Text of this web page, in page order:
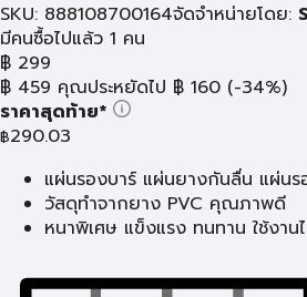
SKU: 888108700164จัดจำหน่ายโดย:
มีคนซื้อไปแล้ว 1 คน
฿ 299
฿ 459 คุณประหยัดไป ฿ 160 (-34%)
ราคาสุดท้าย*
฿290.03
แผ่นรองบาร์ แผ่นยางกันลื่น แผ่นร
วัสดุทำจากยาง PVC คุณภาพดี
หนาพิเศษ แข็งแรง ทนทาน ใช้งาน